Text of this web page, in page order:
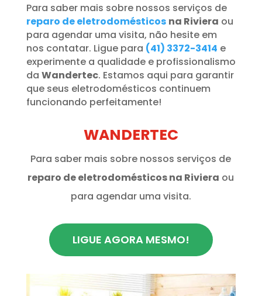
Para saber mais sobre nossos serviços de
reparo de eletrodomésticos na Riviera ou
para agendar uma visita, não hesite em
nos contatar. Ligue para (41) 3372-3414 e
experimente a qualidade e profissionalismo
da Wandertec. Estamos aqui para garantir
que seus eletrodomésticos continuem
funcionando perfeitamente!
WANDERTEC
Para saber mais sobre nossos serviços de
reparo de eletrodomésticos na Riviera ou
para agendar uma visita.
LIGUE AGORA MESMO!